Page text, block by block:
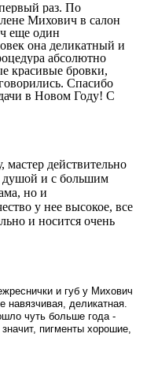
раз. По
Михович в салон
еще один
она деликатный и
абсолютно
красивые бровки,
Спасибо
в Новом Году! С
действительно
душой и с большим
но и
у нее высокое, все
и носится очень
и губ у Михович
навязчивая, деликатная.
чуть больше года -
пигменты хорошие,